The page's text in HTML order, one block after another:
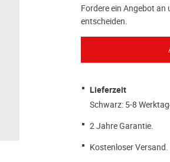
Fordere ein Angebot an
entscheiden.
Lieferzeit
Schwarz: 5-8
2 Jahre Garantie.
Kostenloser Versand.